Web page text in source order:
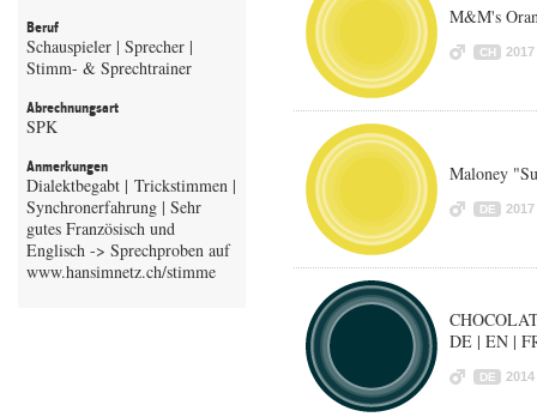
Beruf
Schauspieler | Sprecher |
Stimm- & Sprechtrainer
Abrechnungsart
SPK
Anmerkungen
Dialektbegabt | Trickstimmen |
Synchronerfahrung | Sehr
gutes Französisch und
Englisch -> Sprechproben auf
M&M's
CH 2017
Maloney
DE 2017
DE | EN |
DE 2014